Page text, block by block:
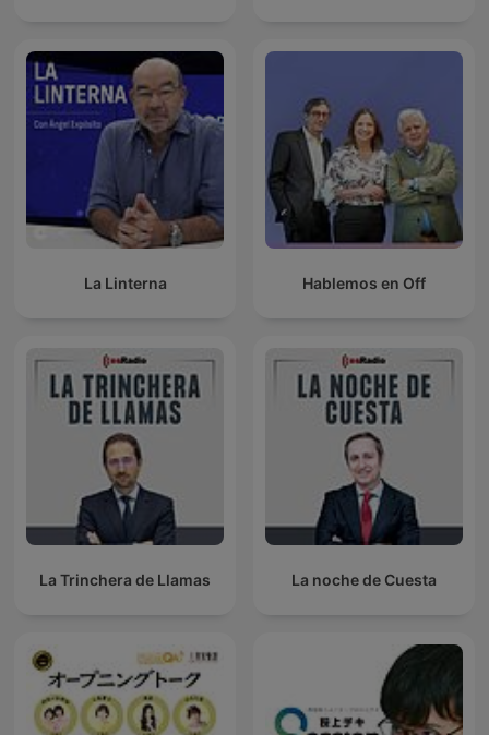
La Linterna Hablemos en Off
La Trinchera de Llamas La noche de Cuesta